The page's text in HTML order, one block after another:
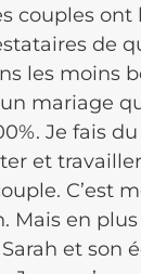
couples ont
de
les moins
mariage
Je fais
et
C’est
Mais en
et son